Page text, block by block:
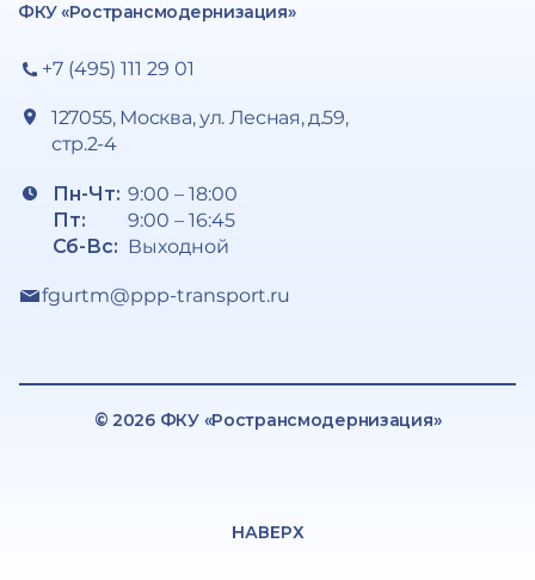
ФКУ «Ространсмодернизация»
+7 (495) 111 29 01
127055, Москва, ул. Лесная, д.59,
стр.2-4
Пн-Чт:
Пт:
Сб-Вс:
9:00 – 18:00
9:00 – 16:45
Выходной
fgurtm@ppp-transport.ru
© 2026 ФКУ «Ространсмодернизация»
НАВЕРХ